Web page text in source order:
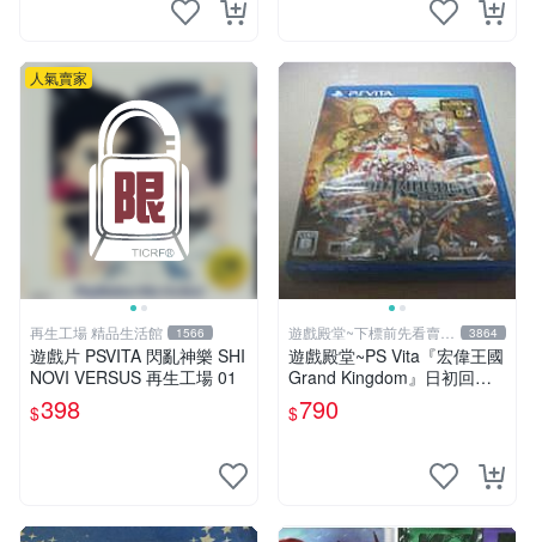
人氣賣家
再生工場 精品生活館 1566
遊戲片 PSVITA 閃亂神樂 SHI
NOVI VERSUS 再生工場 01
$398
遊戲殿堂~下標前先看賣場
關於我
3864
遊戲殿堂~PS Vita『宏偉王國
Grand Kingdom』日初回版
全新品
$790